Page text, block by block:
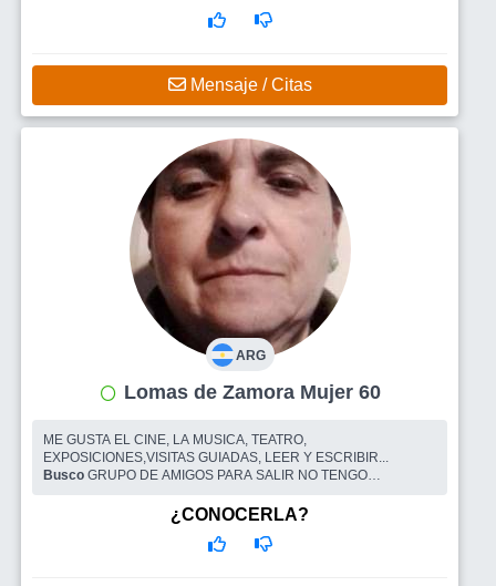
Mensaje / Citas
ARG
Lomas de Zamora Mujer 60
ME GUSTA EL CINE, LA MUSICA, TEATRO,
EXPOSICIONES,VISITAS GUIADAS, LEER Y ESCRIBIR...
Busco GRUPO DE AMIGOS PARA SALIR NO TENGO
¿CONOCERLA?